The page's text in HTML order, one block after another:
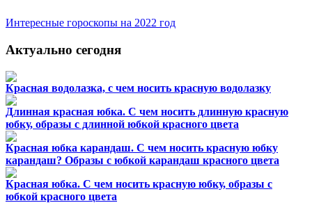
Интересные гороскопы на 2022 год
Актуально сегодня
Красная водолазка, с чем носить красную водолазку
Длинная красная юбка. С чем носить длинную красную
юбку, образы с длинной юбкой красного цвета
Красная юбка карандаш. С чем носить красную юбку
карандаш? Образы с юбкой карандаш красного цвета
Красная юбка. С чем носить красную юбку, образы с
юбкой красного цвета